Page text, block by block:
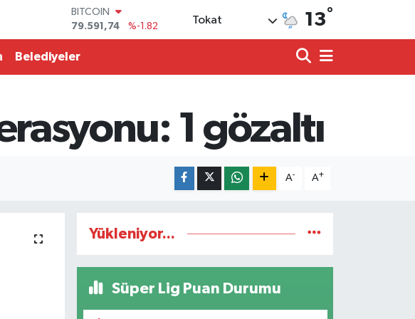
BITCOIN
79.591,74
%-1.82
DOLAR
45,43620
G.ALTIN
6862,09000
%0.19
Tokat 13°
Belediyeler
1 gözaltı
A- A+
Yükleniyor...
Süper Lig Puan Durumu